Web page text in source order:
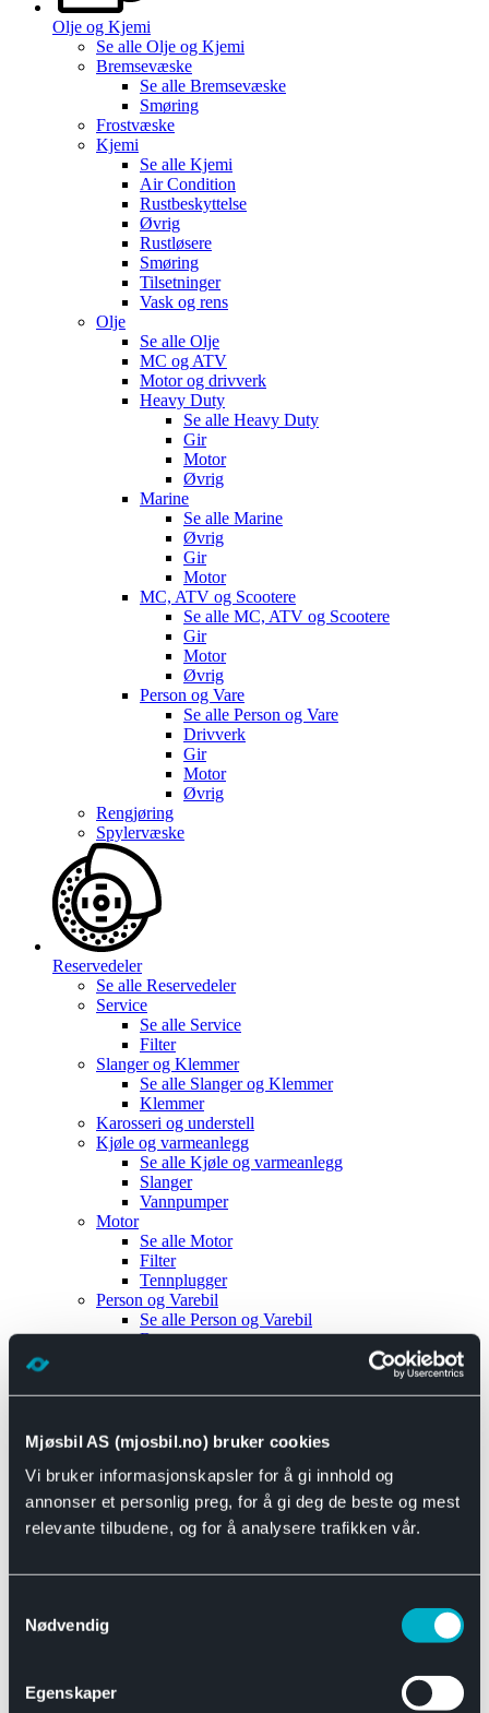
Mjøsbil AS (mjosbil.no) bruker cookies
Vi bruker informasjonskapsler for å gi innhold og
annonser et personlig preg, for å gi deg de beste og mest
relevante tilbudene, og for å analysere trafikken vår.
Nødvendig
Egenskaper
Olje og Kjemi
Se alle Olje og Kjemi
Bremsevæske
Se alle Bremsevæske
Smøring
Frostvæske
Kjemi
Se alle Kjemi
Air Condition
Rustbeskyttelse
Øvrig
Rustløsere
Smøring
Tilsetninger
Vask og rens
Olje
Se alle Olje
MC og ATV
Motor og drivverk
Heavy Duty
Se alle Heavy Duty
Gir
Motor
Øvrig
Marine
Se alle Marine
Øvrig
Gir
Motor
MC, ATV og Scootere
Se alle MC, ATV og Scootere
Gir
Motor
Øvrig
Person og Vare
Se alle Person og Vare
Drivverk
Gir
Motor
Øvrig
Rengjøring
Spylervæske
Reservedeler
Se alle Reservedeler
Service
Se alle Service
Filter
Slanger og Klemmer
Se alle Slanger og Klemmer
Klemmer
Karosseri og understell
Kjøle og varmeanlegg
Se alle Kjøle og varmeanlegg
Slanger
Vannpumper
Motor
Se alle Motor
Filter
Tennplugger
Person og Varebil
Se alle Person og Varebil
Brems
Motor og drivverk
Se alle Universal
Bremsedeler
Se alle Bremsedeler
Bremsenippler
Drivline og motor
Se alle Drivline og motor
Eksosanlegg